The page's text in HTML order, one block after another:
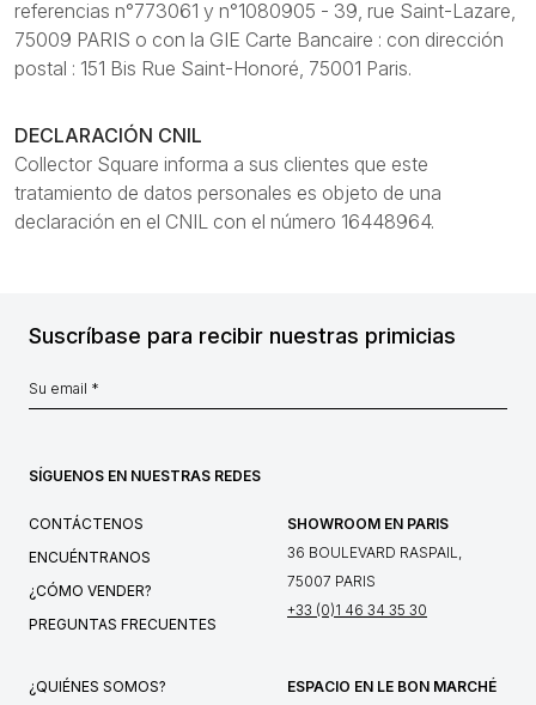
referencias n°773061 y n°1080905 - 39, rue Saint-Lazare,
75009 PARIS o con la GIE Carte Bancaire : con dirección
postal : 151 Bis Rue Saint-Honoré, 75001 Paris.
DECLARACIÓN CNIL
Collector Square informa a sus clientes que este
tratamiento de datos personales es objeto de una
declaración en el CNIL con el número 16448964.
Suscríbase para recibir nuestras primicias
SÍGUENOS EN NUESTRAS REDES
CONTÁCTENOS
ENCUÉNTRANOS
¿CÓMO VENDER?
PREGUNTAS FRECUENTES
SHOWROOM EN PARIS
36 BOULEVARD RASPAIL,
75007 PARIS
+33 (0)1 46 34 35 30
¿QUIÉNES SOMOS?
ESPACIO EN LE BON MARCHÉ